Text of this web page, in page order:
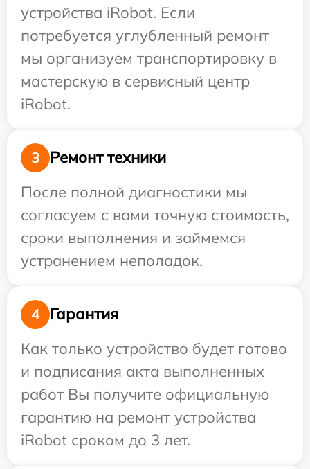
устройства iRobot. Если
потребуется углубленный ремонт
мы организуем транспортировку в
мастерскую в сервисный центр
iRobot.
3
Ремонт техники
После полной диагностики мы
согласуем с вами точную стоимость,
сроки выполнения и займемся
устранением неполадок.
4
Гарантия
Как только устройство будет готово
и подписания акта выполненных
работ Вы получите официальную
гарантию на ремонт устройства
iRobot сроком до 3 лет.